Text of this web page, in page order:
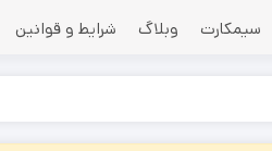
سیمکارت وبلاگ شرایط و قوانین